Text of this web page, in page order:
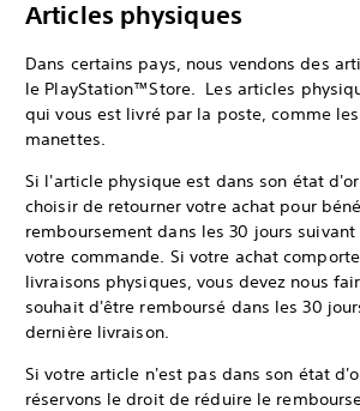
Articles physiques
Dans certains pays, nous vendons des
le PlayStation™Store. Les articles
qui vous est livré par la poste, comme
manettes.
Si l'article physique est dans son état
choisir de retourner votre achat pour
remboursement dans les 30 jours
votre commande. Si votre achat
livraisons physiques, vous devez nous
souhait d'être remboursé dans les 30
dernière livraison.
Si votre article n'est pas dans son état
réservons le droit de réduire le